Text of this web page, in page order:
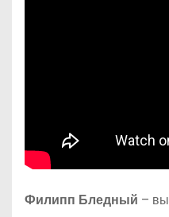
Филипп Бледный –